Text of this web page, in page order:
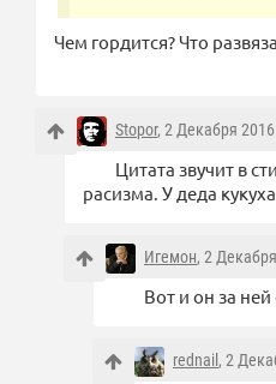
Чем гордится? Что
Stopor, 2 Декабря 2016
Цитата звучит в
расизма. У деда
Игемон, 2
Вот и он за
rednail, 2